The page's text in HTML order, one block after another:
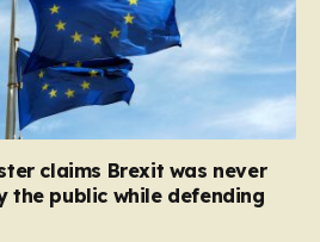
claims Brexit was never
the public while defending